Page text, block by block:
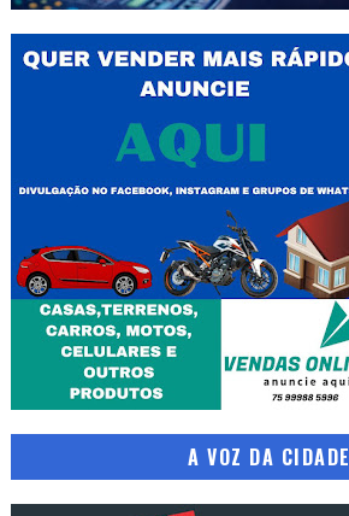
A VOZ DA CIDADE